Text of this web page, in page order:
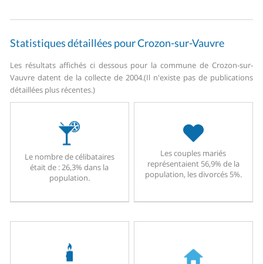
Statistiques détaillées pour Crozon-sur-Vauvre
Les résultats affichés ci dessous pour la commune de Crozon-sur-
Vauvre datent de la collecte de 2004.(Il n'existe pas de publications
détaillées plus récentes.)
Le nombre de célibataires
était de : 26,3% dans la
population.
Les couples mariés
représentaient 56,9% de la
population, les divorcés 5%.